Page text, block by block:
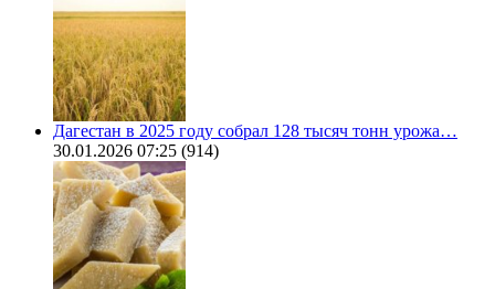
Дагестан в 2025 году собрал 128 тысяч тонн урожа…
30.01.2026 07:25 (914)